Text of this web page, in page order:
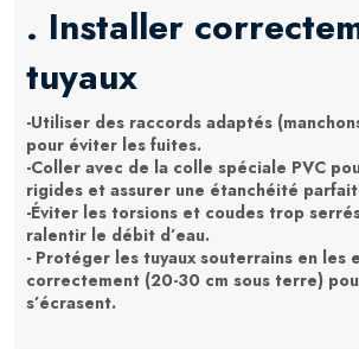
. Installer
tuyaux
-Utiliser des raccords adaptés
pour éviter les fuites.
-Coller avec de la colle spéciale PVC
rigides et assurer une étanchéité
-Éviter les torsions et coudes trop
ralentir le débit d’eau.
- Protéger les tuyaux souterrains en les
correctement (20-30 cm sous terre)
s’écrasent.